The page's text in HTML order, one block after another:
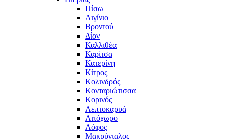
Πίσω
Αιγίνιο
Βροντού
Δίον
Καλλιθέα
Καρίτσα
Κατερίνη
Κίτρος
Κολινδρός
Κονταριώτισσα
Κορινός
Λεπτοκαρυά
Λιτόχωρο
Λόφος
Μακρύγιαλος